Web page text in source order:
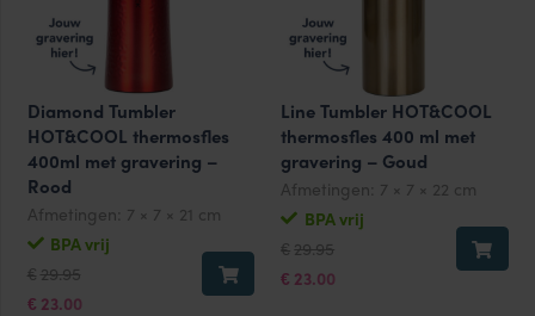
Diamond Tumbler
HOT&COOL thermosfles
400ml met gravering –
Rood
Afmetingen: 7 × 7 × 21 cm
BPA vrij
€ 29.95
Oorspronkelijke
prijs
was:
€ 23.00
Huidige
prijs
is:
Line Tumbler HOT&COOL
thermosfles 400 ml met
gravering – Goud
Afmetingen: 7 × 7 × 22 cm
BPA vrij
€ 29.95
Oorspronkelijke
prijs
was:
€ 23.00
Huidige
prijs
is: